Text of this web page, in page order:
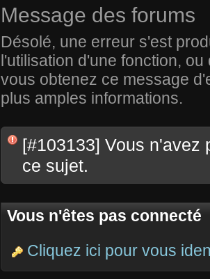
Message des forums
Désolé, une erreur s'est
l'utilisation d'une fonction,
vous obtenez ce message
plus amples informations.
[#103133] Vous n'avez
ce sujet.
Vous n'êtes pas connecté
Cliquez ici pour vous